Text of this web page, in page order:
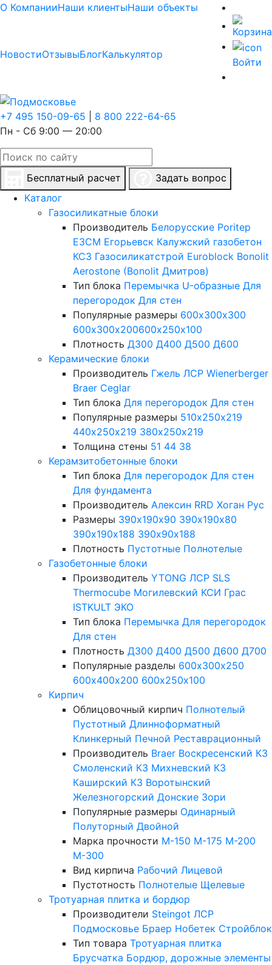
О КомпанииНаши клиентыНаши объекты
НовостиОтзывыБлогКалькулятор
Войти
+7 495 150-09-65
8 800 222-64-65
Пн - Сб 9:00 — 20:00
Бесплатный расчет
Задать вопрос
Каталог
Газосиликатные блоки
Производитель Белорусские Poritep
ЕЗСМ Егорьевск Калужский газобетон
КСЗ Газосиликатстрой Euroblock Bonolit
Aerostone (Bonolit Дмитров)
Тип блока Перемычка U-образные Для
перегородок Для стен
Популярные размеры 600х300х300
600х300х200600х250х100
Плотность Д300 Д400 Д500 Д600
Керамические блоки
Производитель Гжель ЛСР Wienerberger
Braer Ceglar
Тип блока Для перегородок Для стен
Популярные размеры 510х250х219
440х250х219 380х250х219
Толщина стены 51 44 38
Керамзитобетонные блоки
Тип блока Для перегородок Для стен
Для фундамента
Производитель Алексин RRD Хоган Рус
Размеры 390х190х90 390х190х80
390х190х188 390х90х188
Плотность Пустотные Полнотелые
Газобетонные блоки
Производитель YTONG ЛСР SLS
Thermocube Могилевский КСИ Грас
ISTKULT ЭКО
Тип блока Перемычка Для перегородок
Для стен
Плотность Д300 Д400 Д500 Д600 Д700
Популярные разделы 600х300х250
600х400х200 600х250х100
Кирпич
Облицовочный кирпич Полнотелый
Пустотный Длинноформатный
Клинкерный Печной Реставрационный
Производитель Braer Воскресенский КЗ
Смоленский КЗ Михневский КЗ
Каширский КЗ Воротынский
Железногорский Донские Зори
Популярные размеры Одинарный
Полуторный Двойной
Марка прочности М-150 М-175 М-200
М-300
Вид кирпича Рабочий Лицевой
Пустотность Полнотелые Щелевые
Тротуарная плитка и бордюр
Производители Steingot ЛСР
Подмосковье Браер Нобетек Стройблок
Тип товара Тротуарная плитка
Брусчатка Бордюр, дорожные элементы